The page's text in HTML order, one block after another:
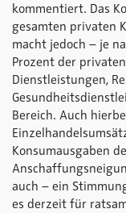
kommentiert. Das
gesamten privaten
macht jedoch – je
Prozent der
Dienstleistungen,
Bereich. Auch
Konsumausgaben
auch – ein
es derzeit für